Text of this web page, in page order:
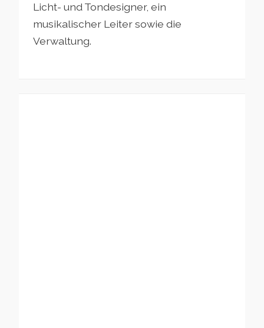
Licht- und Tondesigner, ein
musikalischer Leiter sowie die
Verwaltung.